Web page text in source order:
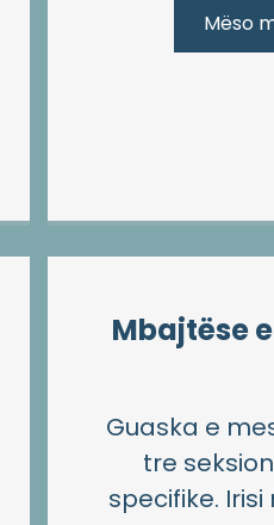
Mëso
Mbajtëse
Guaska e
tre
specifike.